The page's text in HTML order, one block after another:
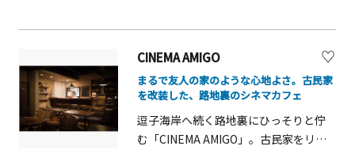
る、極厚「オムレツサンド」の名店で
沢に使い、オーダーごとに丁寧に焼き
上げるオムレツサンド。全粒粉のパン
に挟まれ手に持てないほどの厚みがあ
りながら、口の中でふわりとほどける
驚きの食感です。さらに、「ハム＆チ
CINEMA AMIGO
まるで友人の家のような心地よさ。古民家
を改装した、路地裏のシネマカフェ
逗子海岸へ続く路地裏にひっそりと佇
む「CINEMA AMIGO」。古民家をリノ